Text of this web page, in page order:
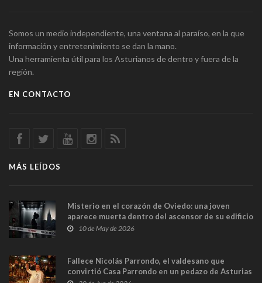
Somos un medio independiente, una ventana al paraíso, en la que
información y entretenimiento se dan la mano.
Una herramienta útil para los Asturianos de dentro y fuera de la
región.
EN CONTACTO
MÁS LEÍDOS
Misterio en el corazón de Oviedo: una joven
aparece muerta dentro del ascensor de su edificio
y las cámaras captan sus últimos minutos
10 de May de 2026
Fallece Nicolás Parrondo, el valdesano que
convirtió Casa Parrondo en un pedazo de Asturias